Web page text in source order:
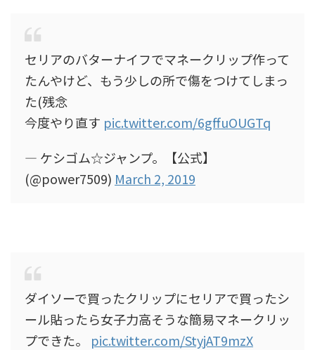
セリアのバターナイフでマネークリップ作って
たんやけど、もう少しの所で傷をつけてしまっ
た(残念
今度やり直す pic.twitter.com/6gffuOUGTq
— ケシゴム☆ジャンプ。【公式】
(@power7509) March 2, 2019
ダイソーで買ったクリップにセリアで買ったシ
ール貼ったら女子力高そうな簡易マネークリッ
プできた。 pic.twitter.com/StyjAT9mzX